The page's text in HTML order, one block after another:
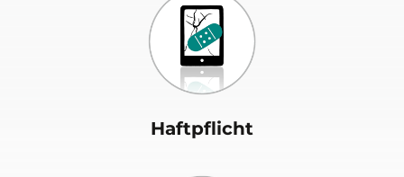
Haftpflicht